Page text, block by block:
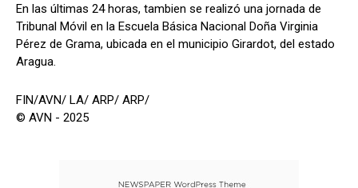
En las últimas 24 horas, tambien se realizó una jornada de
Tribunal Móvil en la Escuela Básica Nacional Doña Virginia
Pérez de Grama, ubicada en el municipio Girardot, del estado
Aragua.
FIN/AVN/ LA/ ARP/ ARP/
© AVN - 2025